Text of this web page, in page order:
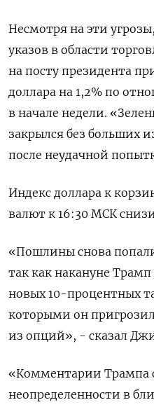
Несмотря на эти
указов в области
на посту президента
доллара на 1,2% по
в начале недели.
закрылся без больших
после неудачной
Индекс доллара к
валют к 16:30 МСК
«Пошлины снова
так как накануне Трамп
новых 10-процентных
которыми он
из опций», - сказал
«Комментарии Трампа
неопределенности в